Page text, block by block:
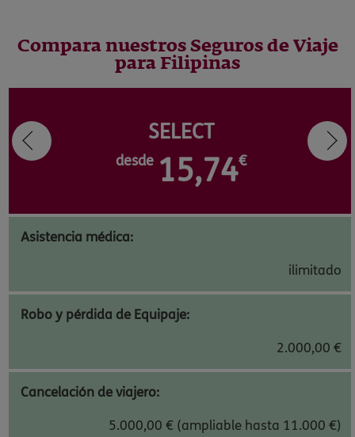
Compara nuestros Seguros de Viaje
para Filipinas
SELECT
desde 15,74€
Asistencia médica:
ilimitado
Robo y pérdida de Equipaje:
2.000,00 €
Cancelación de viajero:
5.000,00 € (ampliable hasta 11.000 €)